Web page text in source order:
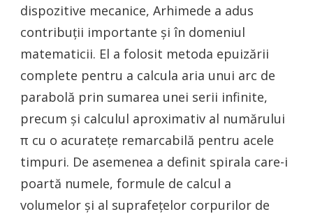
dispozitive mecanice, Arhimede a adus
contribuții importante și în domeniul
matematicii. El a folosit metoda epuizării
complete pentru a calcula aria unui arc de
parabolă prin sumarea unei serii infinite,
precum și calculul aproximativ al numărului
π cu o acuratețe remarcabilă pentru acele
timpuri. De asemenea a definit spirala care-i
poartă numele, formule de calcul a
volumelor și al suprafețelor corpurilor de